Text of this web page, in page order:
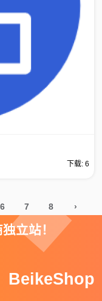
下载: 6
6 7 8 ›
立站！
BeikeShop